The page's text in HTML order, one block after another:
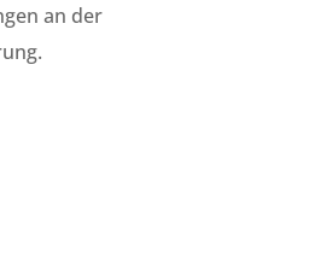
an der